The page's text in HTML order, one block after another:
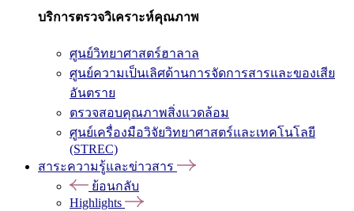
บริการตรวจวิเคราะห์คุณภาพ
ศูนย์วิทยาศาสตร์ฮาลาล
ศูนย์ความเป็นเลิศด้านการจัดการสารและของเสีย
อันตราย
ตรวจสอบคุณภาพสิ่งแวดล้อม
ศูนย์เครื่องมือวิจัยวิทยาศาสตร์และเทคโนโลยี
(STREC)
สาระความรู้และข่าวสาร
ย้อนกลับ
Highlights